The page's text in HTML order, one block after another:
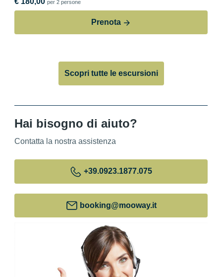
per 2 persone
Prenota
Scopri tutte le escursioni
Hai bisogno di aiuto?
Contatta la nostra assistenza
+39.0923.1877.075
booking@mooway.it